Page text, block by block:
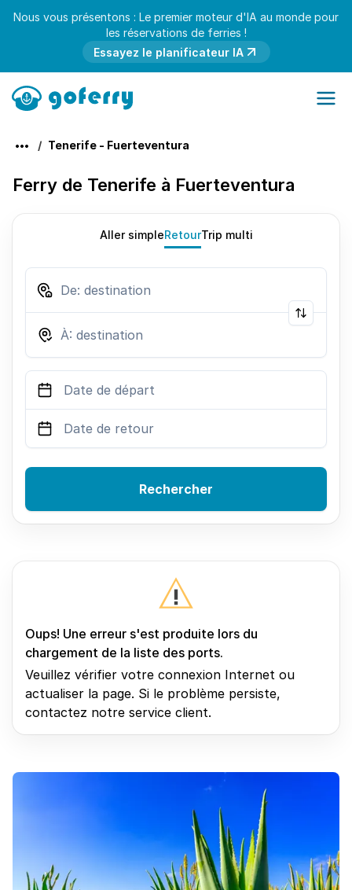
Nous vous présentons : Le premier moteur d'IA au monde pour
les réservations de ferries !
Essayez le planificateur IA
Tenerife - Fuerteventura
Ferry de Tenerife à Fuerteventura
Aller simpleRetourTrip multi
Rechercher
Oups! Une erreur s'est produite lors du
chargement de la liste des ports.
Veuillez vérifier votre connexion Internet ou
actualiser la page. Si le problème persiste,
contactez notre service client.